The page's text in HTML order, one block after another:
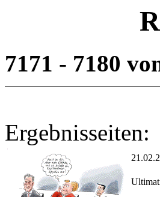
7171 - 7180
Ergebnisseiten: